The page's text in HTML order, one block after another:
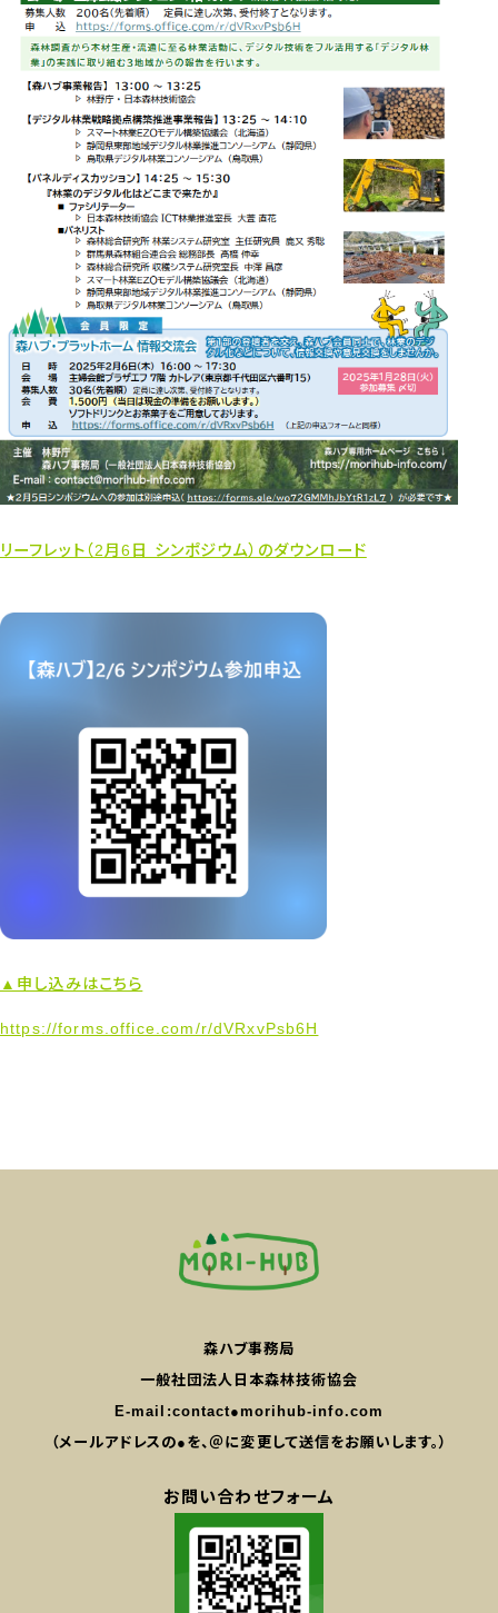
リーフレット（2月6日 シンポジウム）のダウンロード
▲申し込みはこちら
https://forms.office.com/r/dVRxvPsb6H
森ハブ事務局
一般社団法人日本森林技術協会
E-mail:contact●morihub-info.com
（メールアドレスの●を、＠に変更して送信をお願いします。）
お問い合わせフォーム